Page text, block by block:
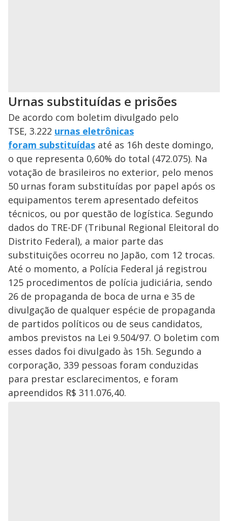
Urnas substituídas e prisões
De acordo com boletim divulgado pelo
TSE, 3.222 urnas eletrônicas
foram substituídas até as 16h deste domingo,
o que representa 0,60% do total (472.075). Na
votação de brasileiros no exterior, pelo menos
50 urnas foram substituídas por papel após os
equipamentos terem apresentado defeitos
técnicos, ou por questão de logística. Segundo
dados do TRE-DF (Tribunal Regional Eleitoral do
Distrito Federal), a maior parte das
substituições ocorreu no Japão, com 12 trocas.
Até o momento, a Polícia Federal já registrou
125 procedimentos de polícia judiciária, sendo
26 de propaganda de boca de urna e 35 de
divulgação de qualquer espécie de propaganda
de partidos políticos ou de seus candidatos,
ambos previstos na Lei 9.504/97. O boletim com
esses dados foi divulgado às 15h. Segundo a
corporação, 339 pessoas foram conduzidas
para prestar esclarecimentos, e foram
apreendidos R$ 311.076,40.